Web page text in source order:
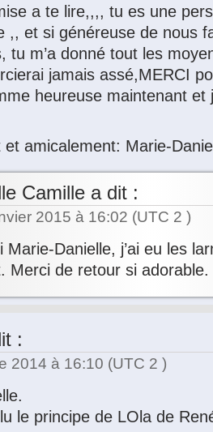
a te lire,,,, tu es une
,, et si généreuse de nous
tu m’a donné tout les
jamais assé,MERCI
heureuse maintenant et
et amicalement: Marie-
Camille a dit :
2015 à 16:02 (UTC 2 )
Marie-Danielle, j’ai eu les
Merci de retour si adorable.
:
2014 à 16:10 (UTC 2 )
le principe de LOla de